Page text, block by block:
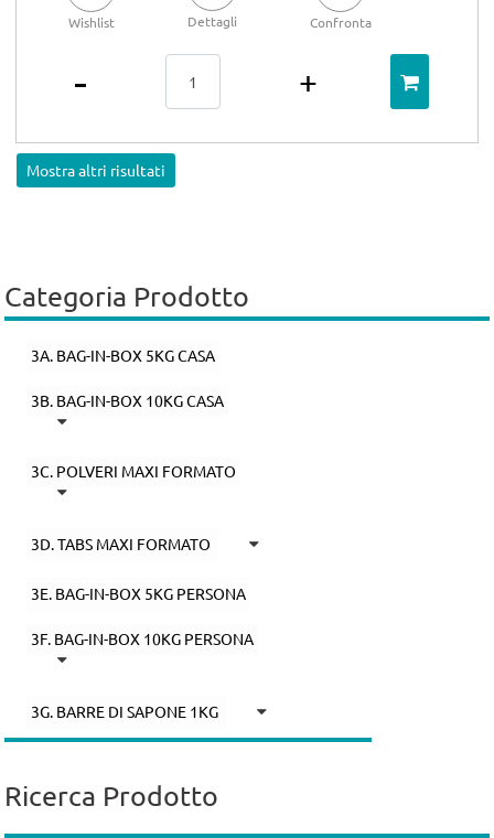
Wishlist Dettagli Confronta
Mostra altri risultati
Categoria Prodotto
3A. BAG-IN-BOX 5KG CASA
3B. BAG-IN-BOX 10KG CASA
3C. POLVERI MAXI FORMATO
3D. TABS MAXI FORMATO
3E. BAG-IN-BOX 5KG PERSONA
3F. BAG-IN-BOX 10KG PERSONA
3G. BARRE DI SAPONE 1KG
Ricerca Prodotto